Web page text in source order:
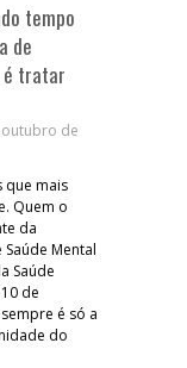
tempo
de
é tratar
de
que mais
Quem o
da
Mental
Saúde
de
é só a
do